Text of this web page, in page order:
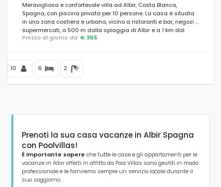
Meravigliosa e confortevole villa ad Albir, Costa Blanca,
Spagna, con piscina privata per 10 persone. La casa è situata
in una zona costiera e urbana, vicino a ristoranti e bar, negozi e
supermercati, a 500 m dalla spiaggia di Albir e a 1 km dal
centro di Albir.
Prezzo al giorno da: € 365
10 6 2
Prenoti la sua casa vacanze in Albir Spagna
con Poolvillas!
È importante sapere che tutte le case e gli appartamenti per le
vacanze in Albir offerti in affitto da Pool Villas sono gestiti in modo
professionale e le forniremo sempre un servizio locale durante il
suo soggiorno.